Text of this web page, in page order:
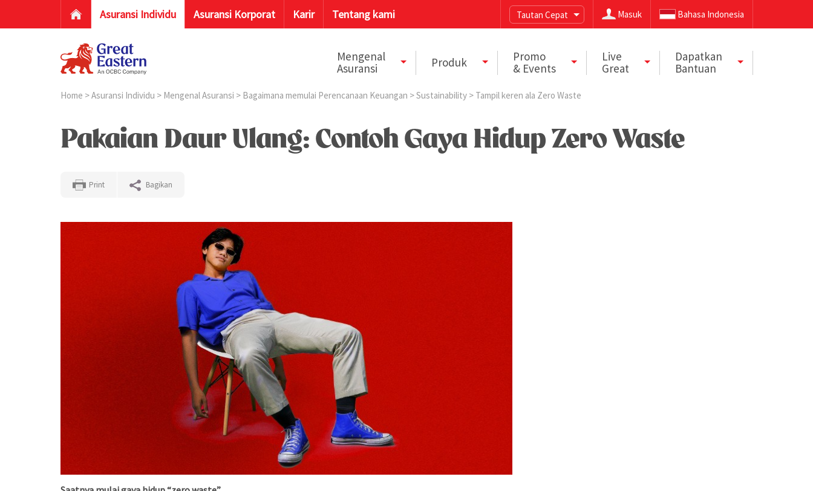
Asuransi Individu Asuransi Korporat Karir Tentang kami Tautan Cepat Masuk Bahasa Indonesia
Mengenal
Asuransi
Produk
Promo
& Events
Live
Great
Dapatkan
Bantuan
Home >Asuransi Individu > Mengenal Asuransi > Bagaimana memulai Perencanaan Keuangan >Sustainability > Tampil keren ala Zero Waste
Pakaian Daur Ulang: Contoh Gaya Hidup Zero Waste
Print Bagikan